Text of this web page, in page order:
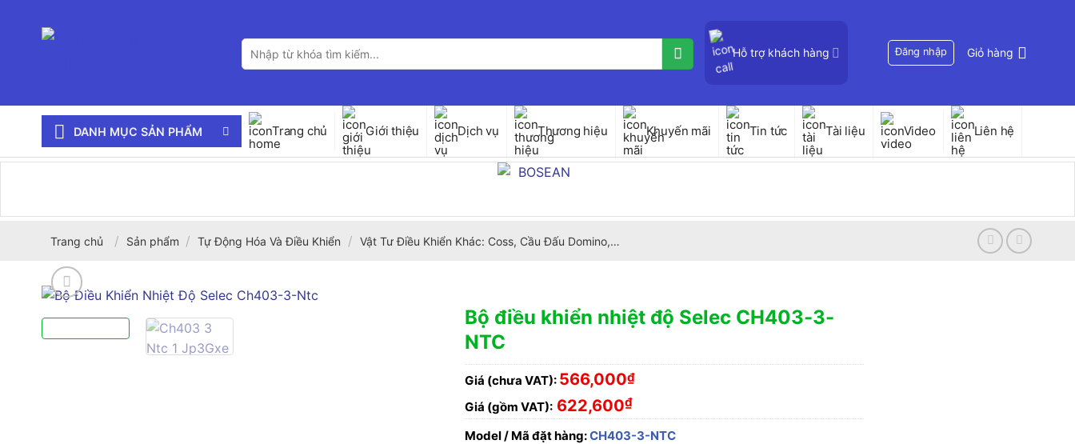
Tìm
kiếm:
Hỗ trợ khách hàng Đăng nhập Giỏ hàng
DANH MỤC SẢN PHẨM Trang chủ Giới thiệu Dịch vụ Thương hiệu Khuyến mãi Tin tức Tài liệu Video Liên hệ
Trang chủ / Sản phẩm / Tự Động Hóa Và Điều Khiển / Vật Tư Điều Khiển Khác: Coss, Cầu Đấu Domino,…
Bộ điều khiển nhiệt độ Selec CH403-3-
NTC
Giá (chưa VAT): 566,000₫
Giá (gồm VAT): 622,600₫
Model / Mã đặt hàng:CH403-3-NTC